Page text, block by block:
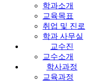
학과소개
교육목표
취업 및 진로
학과 사무실
교수진
교수소개
학사과정
교육과정